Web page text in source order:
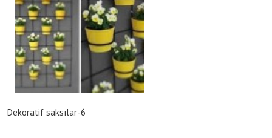
Dekoratif saksılar-6